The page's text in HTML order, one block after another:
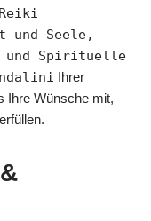
und Seele,
und Spirituelle
Ihrer
Ihre Wünsche mit,